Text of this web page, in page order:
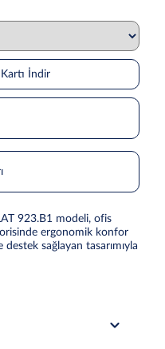
İndir
923.B1 modeli, ofis
ergonomik konfor
sağlayan tasarımıyla